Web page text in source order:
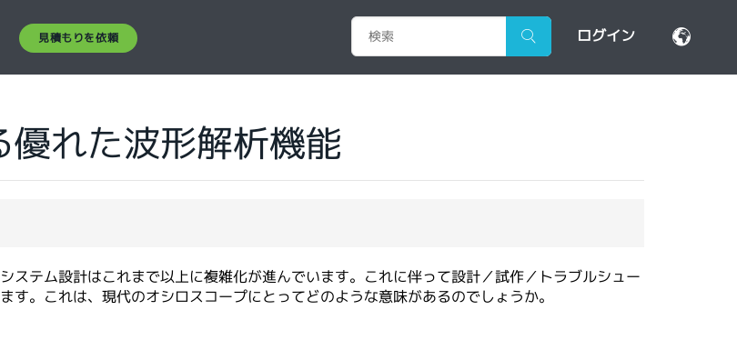
見積もりを依頼 ログイン
れた波形解析機能
ステム設計はこれまで以上に複雑化が進んでいます。これに伴って設計／試作／トラブルシュー
。これは、現代のオシロスコープにとってどのような意味があるのでしょうか。